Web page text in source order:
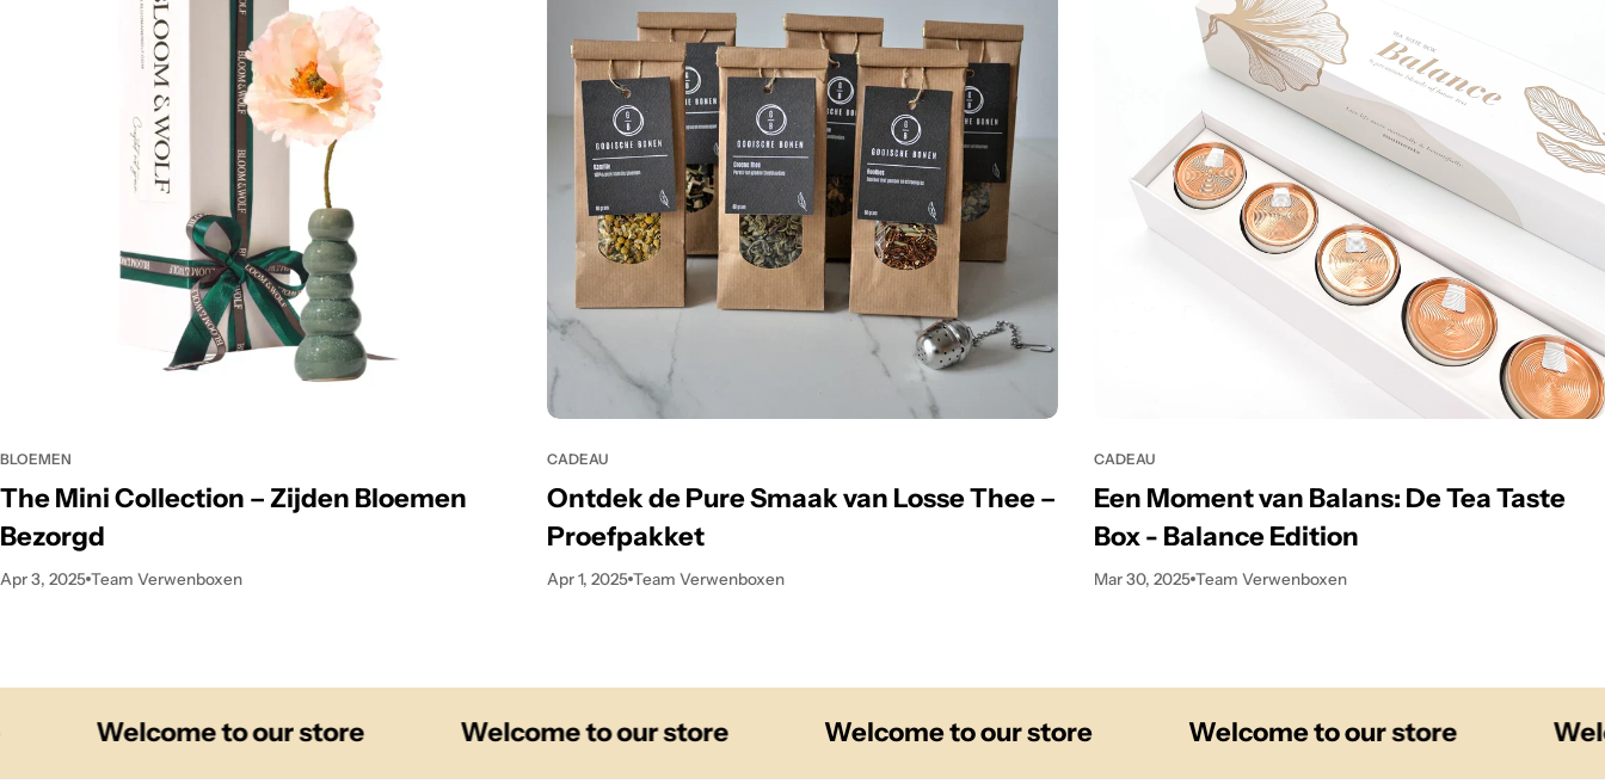
BLOEMEN
The Mini Collection – Zijden Bloemen
Bezorgd
Apr 3, 2025 Team Verwenboxen
CADEAU
Ontdek de Pure Smaak van Losse Thee –
Proefpakket
Apr 1, 2025 Team Verwenboxen
CADEAU
Een Moment van Balans: De Tea Taste
Box - Balance Edition
Mar 30, 2025 Team Verwenboxen
Welcome to our store Welcome to our store Welcome to our store Welcome to our store